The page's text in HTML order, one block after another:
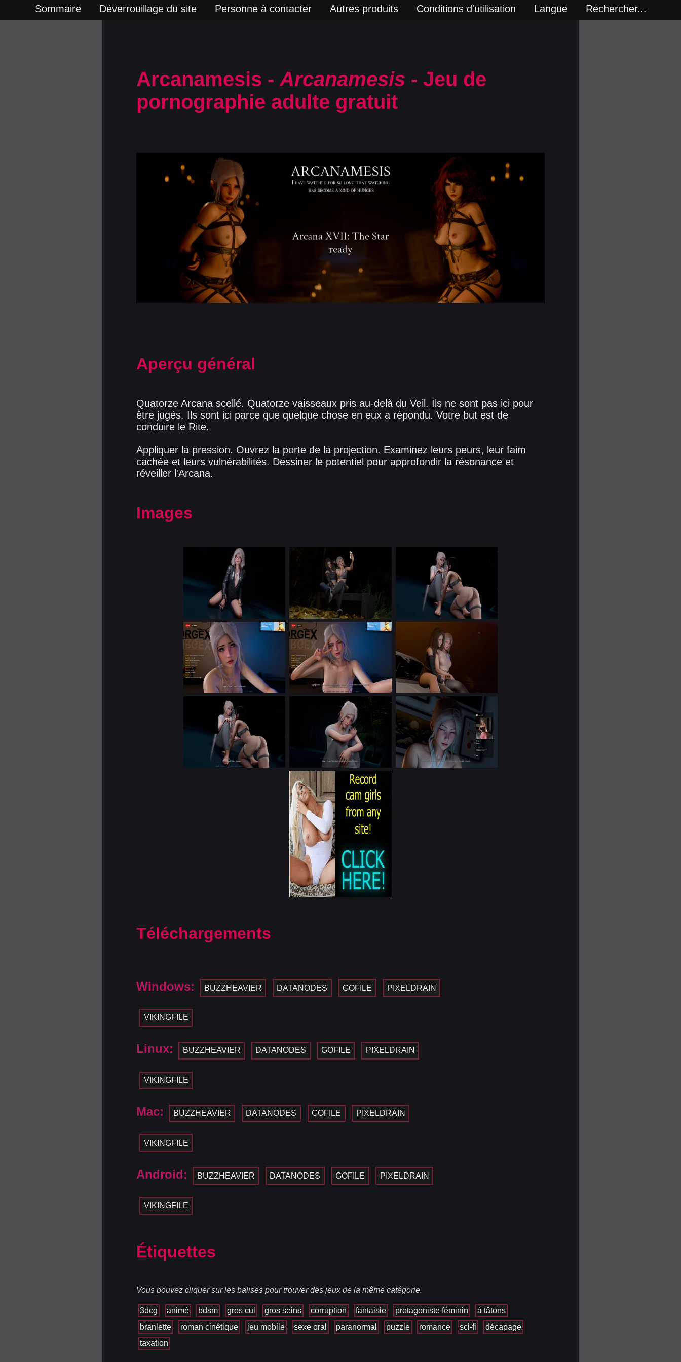
Sommaire Déverrouillage du site Personne à contacter Autres produits Conditions d'utilisation Langue Rechercher...
Arcanamesis - Arcanamesis - Jeu de
pornographie adulte gratuit
Aperçu général
Quatorze Arcana scellé. Quatorze vaisseaux pris au-delà du Veil. Ils ne sont pas ici pour
être jugés. Ils sont ici parce que quelque chose en eux a répondu. Votre but est de
conduire le Rite.
Appliquer la pression. Ouvrez la porte de la projection. Examinez leurs peurs, leur faim
cachée et leurs vulnérabilités. Dessiner le potentiel pour approfondir la résonance et
réveiller l'Arcana.
Images
Téléchargements
Windows: BUZZHEAVIER DATANODES GOFILE PIXELDRAIN
VIKINGFILE
Linux: BUZZHEAVIER DATANODES GOFILE PIXELDRAIN
VIKINGFILE
Mac: BUZZHEAVIER DATANODES GOFILE PIXELDRAIN
VIKINGFILE
Android: BUZZHEAVIER DATANODES GOFILE PIXELDRAIN
VIKINGFILE
Étiquettes
Vous pouvez cliquer sur les balises pour trouver des jeux de la même catégorie.
3dcg animé bdsm gros cul gros seins corruption fantaisie protagoniste féminin
à tâtons
branlette
roman cinétique jeu mobile sexe oral paranormal puzzle romance sci-fi
décapage
taxation